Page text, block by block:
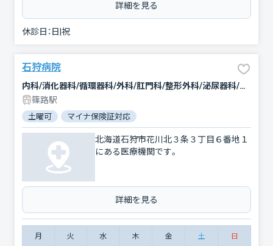
詳細を見る
休診日： 日|祝
石狩病院
内科/消化器科/循環器科/外科/肛門科/整形外科/泌尿器科/漢方内科
篠路駅
土曜可 マイナ保険証対応
北海道石狩市花川北３条３丁目６番地１
にある医療機関です。
詳細を見る
月 火 水 木 金 土 日